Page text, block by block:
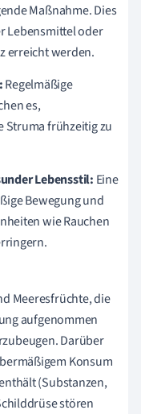
Maßnahme. Dies
Lebensmittel oder
erreicht werden.
Regelmäßige
es,
Struma frühzeitig zu
Lebensstil: Eine
Bewegung und
wie Rauchen
Meeresfrüchte, die
aufgenommen
Darüber
Konsum
(Substanzen,
stören